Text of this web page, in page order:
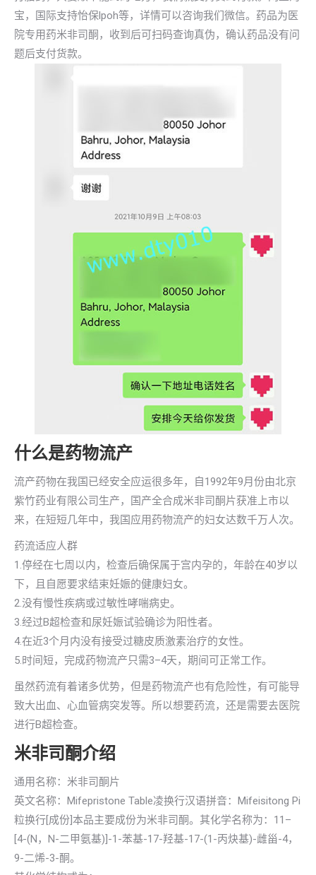
宝，国际支持怡保lpoh等，详情可以咨询我们微信。药品为医
院专用药米非司酮，收到后可扫码查询真伪，确认药品没有问
题后支付货款。
什么是药物流产
流产药物在我国已经安全应运很多年，自1992年9月份由北京
紫竹药业有限公司生产，国产全合成米非司酮片获准上市以
来，在短短几年中，我国应用药物流产的妇女达数千万人次。
药流适应人群
1.停经在七周以内，检查后确保属于宫内孕的，年龄在40岁以
下，且自愿要求结束妊娠的健康妇女。
2.没有慢性疾病或过敏性哮喘病史。
3.经过B超检查和尿妊娠试验确诊为阳性者。
4.在近3个月内没有接受过糖皮质激素治疗的女性。
5.时间短，完成药物流产只需3–4天，期间可正常工作。
虽然药流有着诸多优势，但是药物流产也有危险性，有可能导
致大出血、心血管病突发等。所以想要药流，还是需要去医院
进行B超检查。
米非司酮介绍
通用名称：米非司酮片
英文名称：Mifepristone Table凌换行汉语拼音：Mifeisitong Pi
粒换行[成份]本品主要成份为米非司酮。其化学名称为：11–
[4-(N，N-二甲氨基)]-1-苯基-17-羟基-17-(1-丙炔基)-雌甾-4，
9-二烯-3-酮。